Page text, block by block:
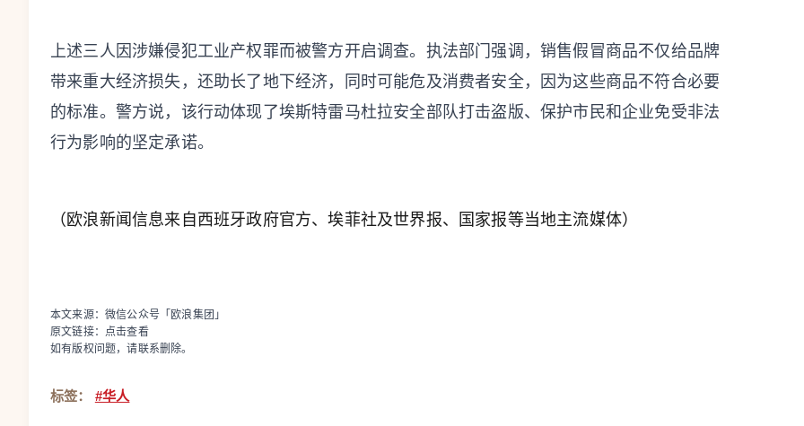
上述三人因涉嫌侵犯工业产权罪而被警方开启调查。执法部门强调，销售假冒商品不仅给品牌
带来重大经济损失，还助长了地下经济，同时可能危及消费者安全，因为这些商品不符合必要
的标准。警方说，该行动体现了埃斯特雷马杜拉安全部队打击盗版、保护市民和企业免受非法
行为影响的坚定承诺。
（欧浪新闻信息来自西班牙政府官方、埃菲社及世界报、国家报等当地主流媒体）
本文来源：微信公众号「欧浪集团」
原文链接： 点击查看
如有版权问题，请联系删除。
标签： #华人